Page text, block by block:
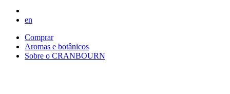
en
Comprar
Aromas e botânicos
Sobre o CRANBOURN